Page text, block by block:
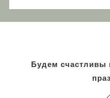
Будем счастливы